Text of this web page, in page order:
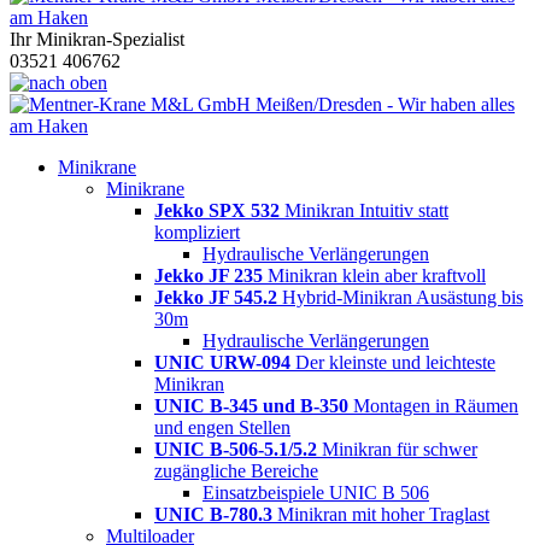
Ihr Minikran-Spezialist
03521 406762
Minikrane
Minikrane
Jekko SPX 532 Minikran Intuitiv statt
kompliziert
Hydraulische Verlängerungen
Jekko JF 235 Minikran klein aber kraftvoll
Jekko JF 545.2 Hybrid-Minikran Ausästung bis
30m
Hydraulische Verlängerungen
UNIC URW-094 Der kleinste und leichteste
Minikran
UNIC B-345 und B-350 Montagen in Räumen
und engen Stellen
UNIC B-506-5.1/5.2 Minikran für schwer
zugängliche Bereiche
Einsatzbeispiele UNIC B 506
UNIC B-780.3 Minikran mit hoher Traglast
Multiloader